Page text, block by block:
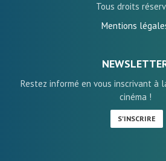
Tous droits
Mentions
Restez informé en vous inscrivant à
cinéma !
S'INSCRIRE